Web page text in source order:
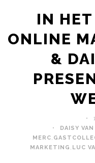
IN
ONLINE
&
DAISY
MERC
MARKETING LUC